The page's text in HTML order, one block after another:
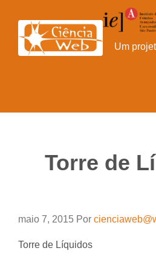
para
conteúdo
Um
Torre de
maio 7, 2015 Por
Torre de Líquidos